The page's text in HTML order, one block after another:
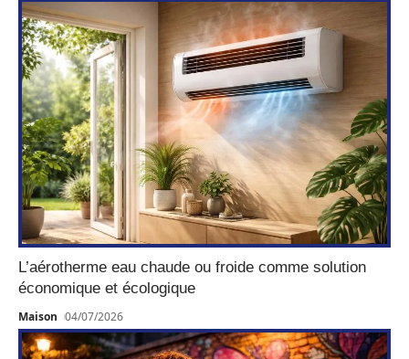
L’aérotherme eau chaude ou froide comme solution
économique et écologique
Maison 04/07/2026